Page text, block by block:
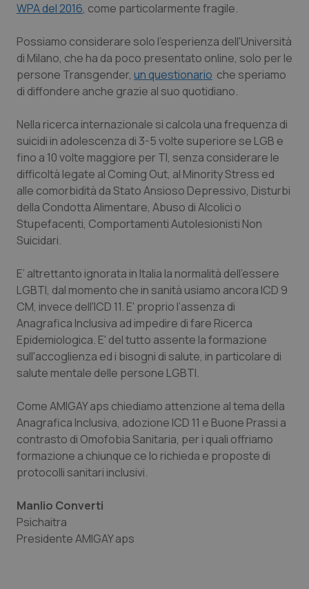
Campania
Emilia-Romagna
Friuli Venezia Giulia
Lazio
Liguria
Lombardia
Marche
Molise
Piemonte
Provincia Autonoma di Bolzano
Provincia Autonoma di Trento
Puglia
Sardegna
Toscana
Car-T
Colesterolo & coronaropatie
Dermatite Atopica
Diabete & glucometri
Disturbi dell’umore
Dolore
Donna & Salute
Epatiti
HIV
Infezioni & Febbre
Ipertensione & Scompenso
Malattie rare
Malattia di Crohn & Rettocolite Ulcerosa
Obesità
WPA del 2016, come particolarmente fragile.
Possiamo considerare solo l'esperienza dell'Università
di Milano, che ha da poco presentato online, solo per le
persone Transgender, un questionario che speriamo
di diffondere anche grazie al suo quotidiano.
Nella ricerca internazionale si calcola una frequenza di
suicidi in adolescenza di 3-5 volte superiore se LGB e
fino a 10 volte maggiore per TI, senza considerare le
difficoltà legate al Coming Out, al Minority Stress ed
alle comorbidità da Stato Ansioso Depressivo, Disturbi
della Condotta Alimentare, Abuso di Alcolici o
Stupefacenti, Comportamenti Autolesionisti Non
Suicidari.
E’ altrettanto ignorata in Italia la normalità dell’essere
LGBTI, dal momento che in sanità usiamo ancora ICD 9
CM, invece dell'ICD 11. E' proprio l’assenza di
Anagrafica Inclusiva ad impedire di fare Ricerca
Epidemiologica. E' del tutto assente la formazione
sull'accoglienza ed i bisogni di salute, in particolare di
salute mentale delle persone LGBTI.
Come AMIGAY aps chiediamo attenzione al tema della
Anagrafica Inclusiva, adozione ICD 11 e Buone Prassi a
contrasto di Omofobia Sanitaria, per i quali offriamo
formazione a chiunque ce lo richieda e proposte di
protocolli sanitari inclusivi.
Manlio Converti
Psichaitra
Presidente AMIGAY aps